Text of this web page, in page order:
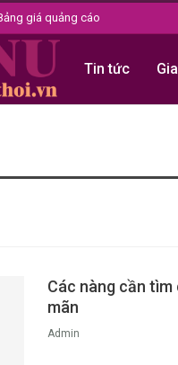
giá quảng cáo
Tin tức
Các nàng cần tìm
mãn
Admin